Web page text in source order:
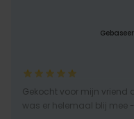
Gekocht voor mijn vriend
was er helemaal blij mee